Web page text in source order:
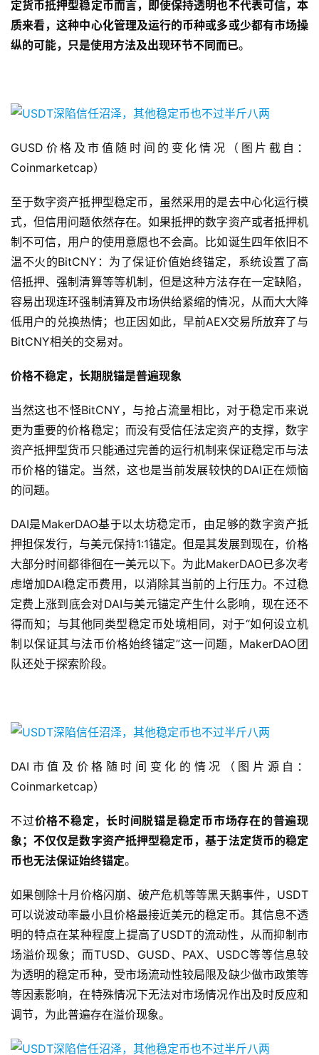
定货币抵押型稳定币而言，即使保持透明也不代表可信，本
质来看，这种中心化管理及运行的币种或多或少都有市场操
纵的可能，只是使用方法及出现环节不同而已。
GUSD价格及市值随时间的变化情况（图片截自：
Coinmarketcap）
至于数字资产抵押型稳定币，虽然采用的是去中心化运行模
式，但信用问题依然存在。如果抵押的数字资产或者抵押机
制不可信，用户的使用意愿也不会高。比如诞生四年依旧不
温不火的BitCNY：为了保证价值始终锚定，系统设置了高
倍抵押、强制清算等等机制，但是这种方法存在一定缺陷，
容易出现连环强制清算及市场供给紧缩的情况，从而大大降
低用户的兑换热情；也正因如此，早前AEX交易所放弃了与
BitCNY相关的交易对。
价格不稳定，长期脱锚是普遍现象
当然这也不怪BitCNY，与抢占流量相比，对于稳定币来说
更为重要的价格稳定；而没有受信任法定资产的支撑，数字
资产抵押型货币只能通过完善的运行机制来保证稳定币与法
币价格的锚定。当然，这也是当前发展较快的DAI正在烦恼
的问题。
DAI是MakerDAO基于以太坊稳定币，由足够的数字资产抵
押担保发行，与美元保持1:1锚定。但是其发展到现在，价格
大部分时间都徘徊在一美元以下。为此MakerDAO已多次考
虑增加DAI稳定币费用，以消除其当前的上行压力。不过稳
定费上涨到底会对DAI与美元锚定产生什么影响，现在还不
得而知；与其他同类型稳定币处境相同，对于“如何设立机
制以保证其与法币价格始终锚定”这一问题，MakerDAO团
队还处于探索阶段。
DAI市值及价格随时间变化的情况（图片源自：
Coinmarketcap）
不过价格不稳定，长时间脱锚是稳定币市场存在的普遍现
象；不仅仅是数字资产抵押型稳定币，基于法定货币的稳定
币也无法保证始终锚定。
如果刨除十月价格闪崩、破产危机等等黑天鹅事件，USDT
可以说波动率最小且价格最接近美元的稳定币。其信息不透
明的特点在某种程度上提高了USDT的流动性，从而抑制市
场溢价现象；而TUSD、GUSD、PAX、USDC等等信息较
为透明的稳定币种，受市场流动性较局限及缺少做市政策等
等因素影响，在特殊情况下无法对市场情况作出及时反应和
调节，为此普遍存在溢价现象。